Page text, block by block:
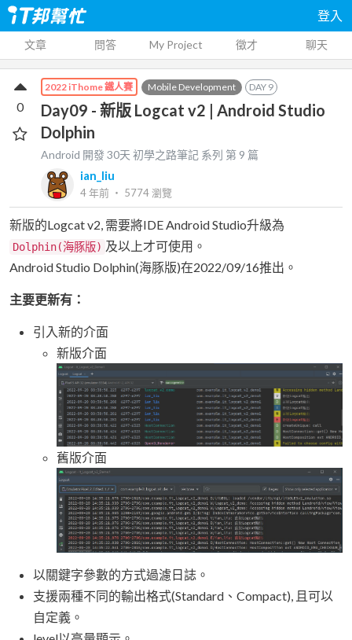
登入
文章 問答 My Project 徵才 聊天
2022 iThome 鐵人賽 Mobile Development DAY 9
Day09 - 新版 Logcat v2 | Android Studio
Dolphin
Android 開發 30天 初學之路筆記 系列 第 9 篇
ian_liu
4 年前 ‧ 5774瀏覽
0
新版的Logcat v2, 需要將IDE Android Studio升級為
Dolphin(海豚版) 及以上才可使用。
Android Studio Dolphin(海豚版)在2022/09/16推出。
主要更新有：
引入新的介面
新版介面
舊版介面
以關鍵字參數的方式過濾日誌。
支援兩種不同的輸出格式(Standard、Compact), 且可以
自定義。